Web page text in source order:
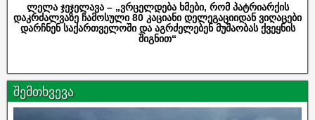
ლელა ჯეჯელავა – „ვრცელდება ხმები, რომ პატრიარქის
დაკრძალვაზე ჩამოსული 80 კაციანი დელეგაციიდან ვიღაცები
დარჩნენ საქართველოში და აგრძელებენ მუშაობას ქვეყნის
შიგნით“
შემთხვევა